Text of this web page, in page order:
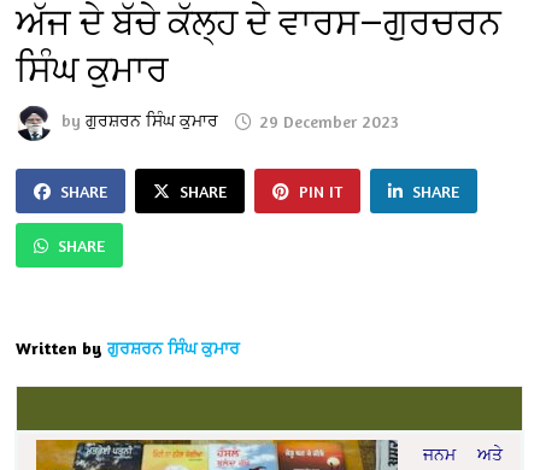
ਅੱਜ ਦੇ ਬੱਚੇ ਕੱਲ੍ਹ ਦੇ ਵਾਰਸ—ਗੁਰਚਰਨ
ਸਿੰਘ ਕੁਮਾਰ
byਗੁਰਸ਼ਰਨ ਸਿੰਘ ਕੁਮਾਰ 29 December 2023
SHARE SHARE PIN IT SHARE
SHARE
Written by ਗੁਰਸ਼ਰਨ ਸਿੰਘ ਕੁਮਾਰ
ਜਨਮ ਅਤੇ